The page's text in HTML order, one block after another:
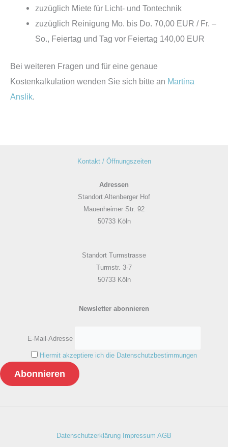
zuzüglich Miete für Licht- und Tontechnik
zuzüglich Reinigung Mo. bis Do. 70,00 EUR / Fr. –
So., Feiertag und Tag vor Feiertag 140,00 EUR
Bei weiteren Fragen und für eine genaue
Kostenkalkulation wenden Sie sich bitte an Martina
Anslik.
Kontakt / Öffnungszeiten
Adressen
Standort Altenberger Hof
Mauenheimer Str. 92
50733 Köln
Standort Turmstrasse
Turmstr. 3-7
50733 Köln
Newsletter abonnieren
E-Mail-Adresse
Hiermit akzeptiere ich die Datenschutzbestimmungen
Datenschutzerklärung Impressum AGB